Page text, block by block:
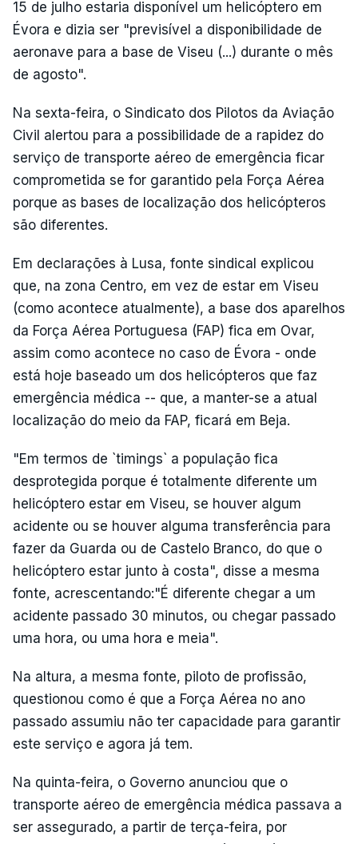
15 de julho estaria disponível um helicóptero em
Évora e dizia ser "previsível a disponibilidade de
aeronave para a base de Viseu (...) durante o mês
de agosto".
Na sexta-feira, o Sindicato dos Pilotos da Aviação
Civil alertou para a possibilidade de a rapidez do
serviço de transporte aéreo de emergência ficar
comprometida se for garantido pela Força Aérea
porque as bases de localização dos helicópteros
são diferentes.
Em declarações à Lusa, fonte sindical explicou
que, na zona Centro, em vez de estar em Viseu
(como acontece atualmente), a base dos aparelhos
da Força Aérea Portuguesa (FAP) fica em Ovar,
assim como acontece no caso de Évora - onde
está hoje baseado um dos helicópteros que faz
emergência médica -- que, a manter-se a atual
localização do meio da FAP, ficará em Beja.
"Em termos de `timings` a população fica
desprotegida porque é totalmente diferente um
helicóptero estar em Viseu, se houver algum
acidente ou se houver alguma transferência para
fazer da Guarda ou de Castelo Branco, do que o
helicóptero estar junto à costa", disse a mesma
fonte, acrescentando:"É diferente chegar a um
acidente passado 30 minutos, ou chegar passado
uma hora, ou uma hora e meia".
Na altura, a mesma fonte, piloto de profissão,
questionou como é que a Força Aérea no ano
passado assumiu não ter capacidade para garantir
este serviço e agora já tem.
Na quinta-feira, o Governo anunciou que o
transporte aéreo de emergência médica passava a
ser assegurado, a partir de terça-feira, por